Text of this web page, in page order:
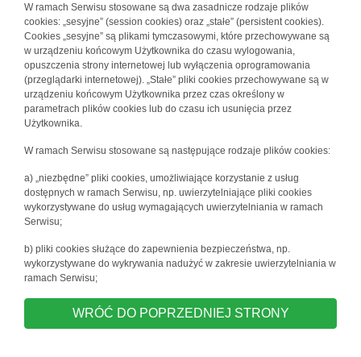
W ramach Serwisu stosowane są dwa zasadnicze rodzaje plików
cookies: „sesyjne” (session cookies) oraz „stałe” (persistent cookies).
Cookies „sesyjne” są plikami tymczasowymi, które przechowywane są
w urządzeniu końcowym Użytkownika do czasu wylogowania,
opuszczenia strony internetowej lub wyłączenia oprogramowania
(przeglądarki internetowej). „Stałe” pliki cookies przechowywane są w
urządzeniu końcowym Użytkownika przez czas określony w
parametrach plików cookies lub do czasu ich usunięcia przez
Użytkownika.
W ramach Serwisu stosowane są następujące rodzaje plików cookies:
a) „niezbędne” pliki cookies, umożliwiające korzystanie z usług
dostępnych w ramach Serwisu, np. uwierzytelniające pliki cookies
wykorzystywane do usług wymagających uwierzytelniania w ramach
Serwisu;
b) pliki cookies służące do zapewnienia bezpieczeństwa, np.
wykorzystywane do wykrywania nadużyć w zakresie uwierzytelniania w
ramach Serwisu;
WRÓĆ DO POPRZEDNIEJ STRONY